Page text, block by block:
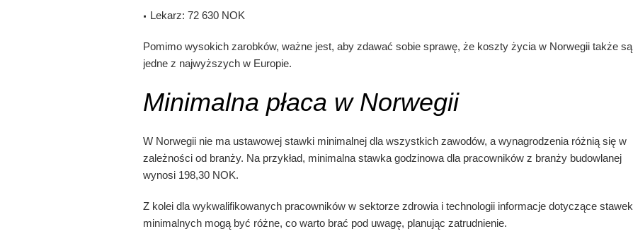
Lekarz: 72 630 NOK
Pomimo wysokich zarobków, ważne jest, aby zdawać sobie sprawę, że koszty życia w Norwegii także są
jedne z najwyższych w Europie.
Minimalna płaca w Norwegii
W Norwegii nie ma ustawowej stawki minimalnej dla wszystkich zawodów, a wynagrodzenia różnią się w
zależności od branży. Na przykład, minimalna stawka godzinowa dla pracowników z branży budowlanej
wynosi 198,30 NOK.
Z kolei dla wykwalifikowanych pracowników w sektorze zdrowia i technologii informacje dotyczące stawek
minimalnych mogą być różne, co warto brać pod uwagę, planując zatrudnienie.